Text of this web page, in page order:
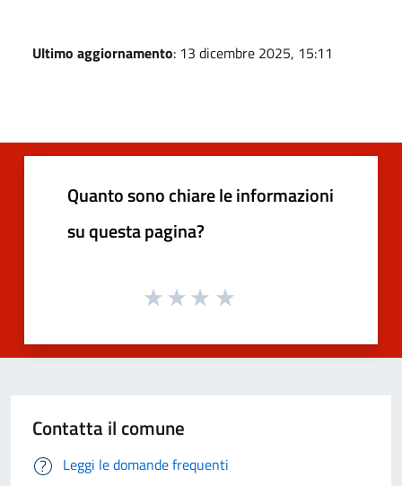
Ultimo aggiornamento: 13 dicembre 2025, 15:11
Quanto sono chiare le informazioni
su questa pagina?
Contatta il comune
Leggi le domande frequenti